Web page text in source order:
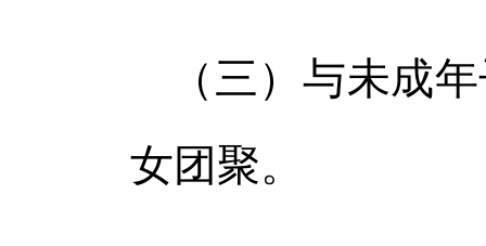
（三）与未成
女团聚。